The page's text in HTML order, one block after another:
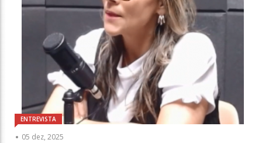
ENTREVISTA
05 dez, 2025